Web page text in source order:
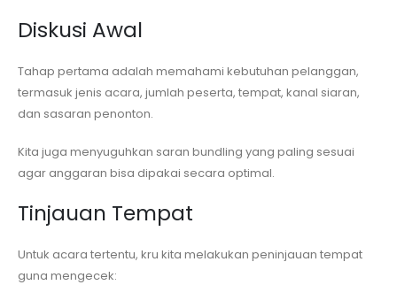
Diskusi Awal
Tahap pertama adalah memahami kebutuhan pelanggan,
termasuk jenis acara, jumlah peserta, tempat, kanal siaran,
dan sasaran penonton.
Kita juga menyuguhkan saran bundling yang paling sesuai
agar anggaran bisa dipakai secara optimal.
Tinjauan Tempat
Untuk acara tertentu, kru kita melakukan peninjauan tempat
guna mengecek: